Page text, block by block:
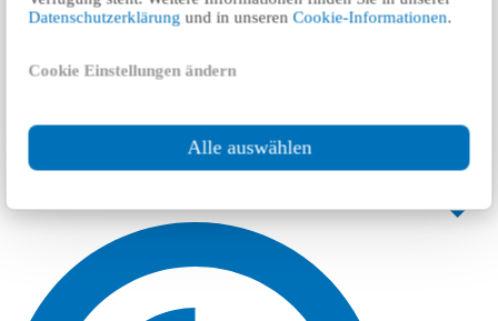
Datenschutzerklärung und in unserenCookie-Informationen.
Cookie Einstellungen ändern
Alle auswählen